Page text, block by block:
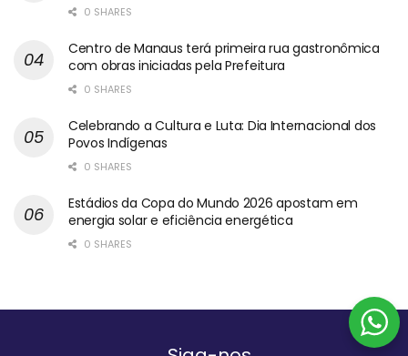
0 SHARES
Centro de Manaus terá primeira rua gastronômica
com obras iniciadas pela Prefeitura
0 SHARES
Celebrando a Cultura e Luta: Dia Internacional dos
Povos Indígenas
0 SHARES
Estádios da Copa do Mundo 2026 apostam em
energia solar e eficiência energética
0 SHARES